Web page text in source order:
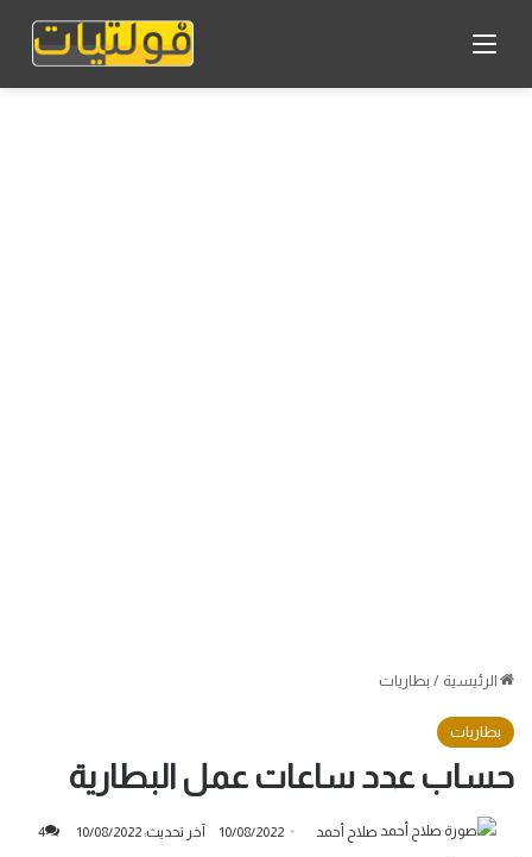
القائمة
الرئيسية / بطاريات
بطاريات
حساب عدد ساعات عمل البطارية
صلاح أحمد 10/08/2022 آخر تحديث: 10/08/2022 4